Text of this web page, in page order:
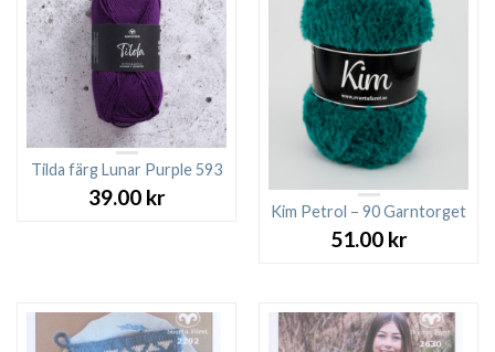
Tilda färg Lunar Purple 593
39.00 kr
Kim Petrol – 90 Garntorget
51.00 kr